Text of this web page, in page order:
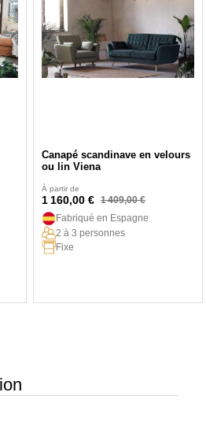
Canapé scandinave en velours
ou lin Viena
À partir de
1 160,00 € 1 409,00 €
Fabriqué en Espagne
2 à 3 personnes
Fixe